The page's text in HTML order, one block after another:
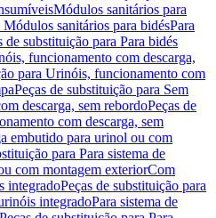
Módulos sanitários para
sanitários para bidésPara
de substituição para Para bidés
funcionamento com descarga,
para Urinóis, funcionamento com
Peças de substituição para Sem
descarga, sem rebordoPeças de
com descarga, sem
embutido para urinol ou com
para Para sistema de
com montagem exteriorCom
integradoPeças de substituição para
integradoPara sistema de